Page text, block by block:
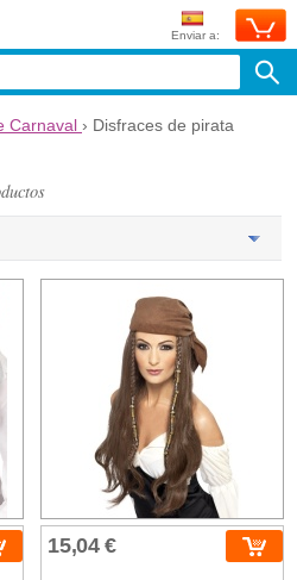
Enviar a:
Carnaval › Disfraces de pirata
15,04 €